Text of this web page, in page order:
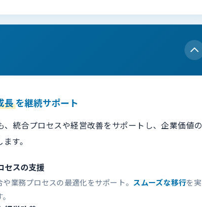
長を継続サポート
、統合プロセスや経営改善をサポートし、企業価値の
す。
セスの支援
業務プロセスの最適化をサポート。 スムーズな移行を実